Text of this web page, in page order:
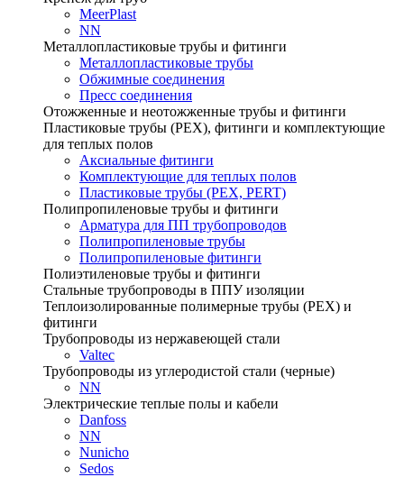
MeerPlast
NN
Металлопластиковые трубы и фитинги
Металлопластиковые трубы
Обжимные соединения
Пресс соединения
Отожженные и неотожженные трубы и фитинги
Пластиковые трубы (РЕХ), фитинги и комплектующие
для теплых полов
Аксиальные фитинги
Комплектующие для теплых полов
Пластиковые трубы (РЕХ, PERT)
Полипропиленовые трубы и фитинги
Арматура для ПП трубопроводов
Полипропиленовые трубы
Полипропиленовые фитинги
Полиэтиленовые трубы и фитинги
Стальные трубопроводы в ППУ изоляции
Теплоизолированные полимерные трубы (РЕХ) и
фитинги
Трубопроводы из нержавеющей стали
Valtec
Трубопроводы из углеродистой стали (черные)
NN
Электрические теплые полы и кабели
Danfoss
NN
Nunicho
Sedos